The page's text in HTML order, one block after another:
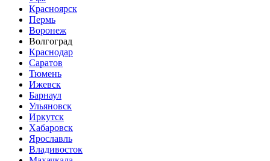
Красноярск
Пермь
Воронеж
Волгоград
Краснодар
Саратов
Тюмень
Ижевск
Барнаул
Ульяновск
Иркутск
Хабаровск
Ярославль
Владивосток